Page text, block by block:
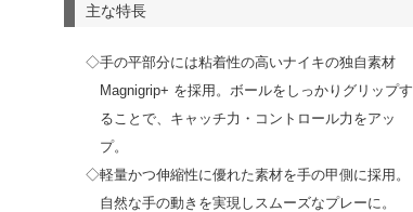
主な特長
◇手の平部分には粘着性の高いナイキの独自素材
Magnigrip+ を採用。ボールをしっかりグリップす
ることで、キャッチ力・コントロール力をアッ
プ。
◇軽量かつ伸縮性に優れた素材を手の甲側に採用。
自然な手の動きを実現しスムーズなプレーに。